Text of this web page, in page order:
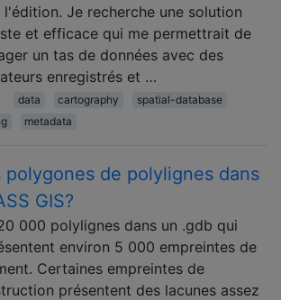
l'édition. Je recherche une solution
et efficace qui me permettrait de
un tas de données avec des
enregistrés et …
data cartography
spatial-database
metadata
polygones de polylignes dans
GIS?
000 polylignes dans un .gdb qui
environ 5 000 empreintes de
Certaines empreintes de
présentent des lacunes assez